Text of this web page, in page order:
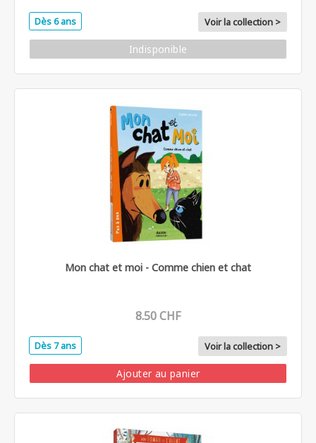
Dès 6 ans Voir la collection >
Indisponible
Mon chat et moi - Comme chien et chat
8.50 CHF
Dès 7 ans Voir la collection >
Ajouter au panier